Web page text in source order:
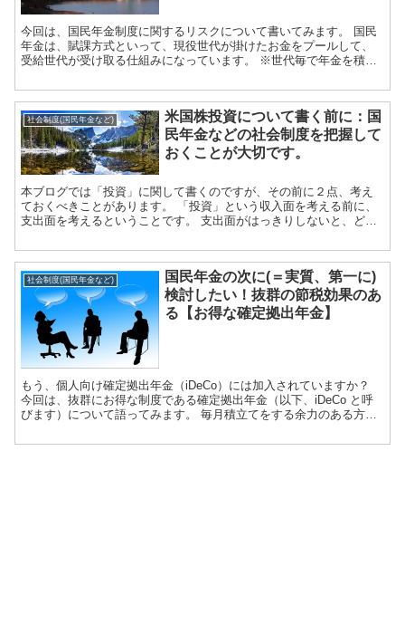
今回は、国民年金制度に関するリスクについて書いてみます。 国民
年金は、賦課方式といって、現役世代が掛けたお金をプールして、
受給世代が受け取る仕組みになっています。 ※世代毎で年金を積立
社会制度(国民年金など)
米国株投資について書く前に：国
民年金などの社会制度を把握して
おくことが大切です。
本ブログでは「投資」に関して書くのですが、その前に２点、考え
ておくべきことがあります。 「投資」という収入面を考える前に、
支出面を考えるということです。 支出面がはっきりしないと、どれ
社会制度(国民年金など)
国民年金の次に(＝実質、第一に)
検討したい！抜群の節税効果のあ
る【お得な確定拠出年金】
もう、個人向け確定拠出年金（iDeCo）には加入されていますか？
今回は、抜群にお得な制度である確定拠出年金（以下、iDeCo と呼
びます）について語ってみます。 毎月積立てをする余力のある方